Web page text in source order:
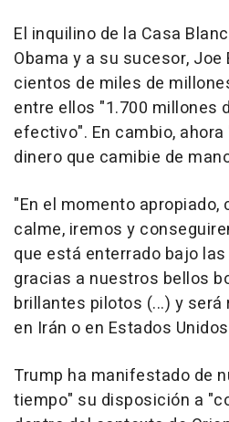
El inquilino de la Casa
Obama y a su sucesor, Joe
cientos de miles de
entre ellos "1.700 millones
efectivo". En cambio,
dinero que camibie de
"En el momento apropiado,
calme, iremos y
que está enterrado bajo
gracias a nuestros bellos
brillantes pilotos (...) y
en Irán o en Estados
Trump ha manifestado de
tiempo" su disposición a